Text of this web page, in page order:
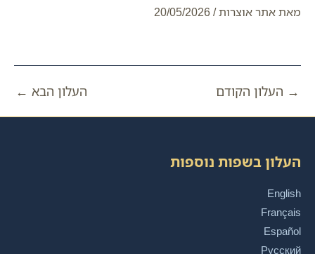
מאתאתר אוצרות/
20/05/2026
→ העלון הקודם העלון הבא ←
העלון בשפות נוספות
English
Français
Español
Русский